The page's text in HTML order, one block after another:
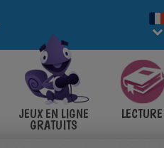
JEUX EN LIGNE
GRATUITS
LECTURE